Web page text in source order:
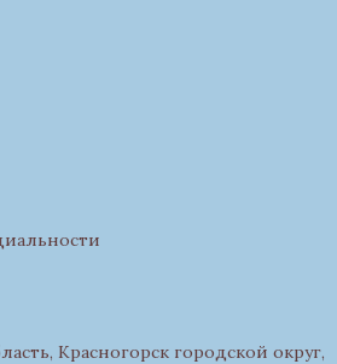
Красногорск городской округ,